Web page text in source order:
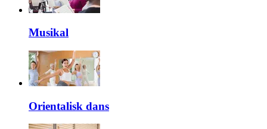
Musikal
Orientalisk dans